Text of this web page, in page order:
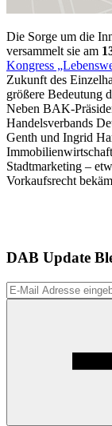
Die Sorge um die
versammelt sie am
Kongress
Zukunft des
größere Bedeutung
Neben BAK-
Handelsverbands
Genth und Ingrid
Stadtmarketing –
Vorkaufsrecht
DAB Update